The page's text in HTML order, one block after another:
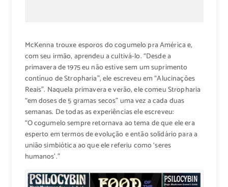
McKenna trouxe esporos do cogumelo pra América e,
com seu irmão, aprendeu a cultivá-lo. “Desde a
primavera de 1975 eu não estive sem um suprimento
contínuo de Stropharia”, ele escreveu em “Alucinações
Reais”. Naquela primavera e verão, ele comeu Stropharia
“em doses de 5 gramas secos” uma vez a cada duas
semanas. De todas as experiências ele escreveu:
“O cogumelo sempre retornava ao tema de que ele era
esperto em termos de evolução e então solidário para a
união simbiótica ao que ele referiu como ‘seres
humanos’.”